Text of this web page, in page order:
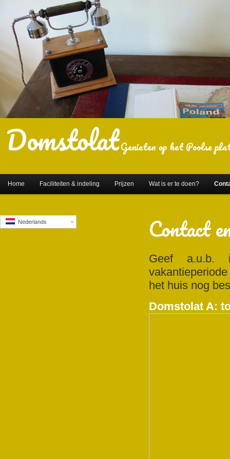
DomstolatGenieten op het Poolse
Home Faciliteiten & indeling Prijzen Wat is er te doen?
Contact
Geef a.u.b.
het huis nog
Domstolat A:
Nederlands